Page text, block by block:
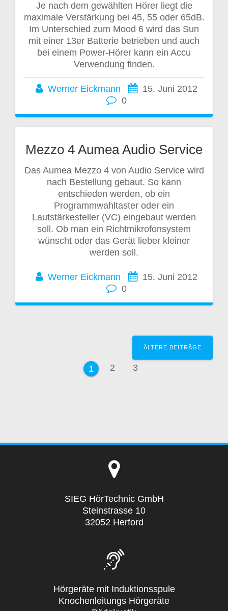
Je nach dem gewählten Hörer liegt die
maximale Verstärkung bei 45, 55 oder 65dB.
Im Unterschied zum Mood 6 wird das Sun
mit einer 13er Batterie betrieben und auch
bei einem Power-Hörer kann ein Accu
Verwendung finden.
Werner Eickmann
15. Juni 2012
0
Mezzo 4 Aumea Audio Service
Das Aumea Mezzo 4 von Audio Service wird
nach Bestellung gebaut. So kann
entschieden werden, ob ein
Programmwahltaster oder ein
Lautstärkesteller (VC) eingebaut werden
soll. Ob man ein Richtmikrofonsystem
wünscht oder das Gerät lieber kleiner
werden soll.
Werner Eickmann
15. Juni 2012
0
Beitragsnavigation
Seite
1 Seite
2 Seite
3
ÄLTERE BEITRÄGE
SIEG HörTechnic GmbH
Steinstrasse 10
32052 Herford
Hörgeräte mit Induktionsspule
Knochenleitungs Hörgeräte